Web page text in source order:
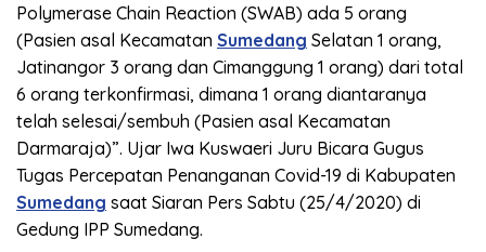
Polymerase Chain Reaction (SWAB) ada 5 orang
(Pasien asal Kecamatan Sumedang Selatan 1 orang,
Jatinangor 3 orang dan Cimanggung 1 orang) dari total
6 orang terkonfirmasi, dimana 1 orang diantaranya
telah selesai/sembuh (Pasien asal Kecamatan
Darmaraja)”. Ujar Iwa Kuswaeri Juru Bicara Gugus
Tugas Percepatan Penanganan Covid-19 di Kabupaten
Sumedang saat Siaran Pers Sabtu (25/4/2020) di
Gedung IPP Sumedang.